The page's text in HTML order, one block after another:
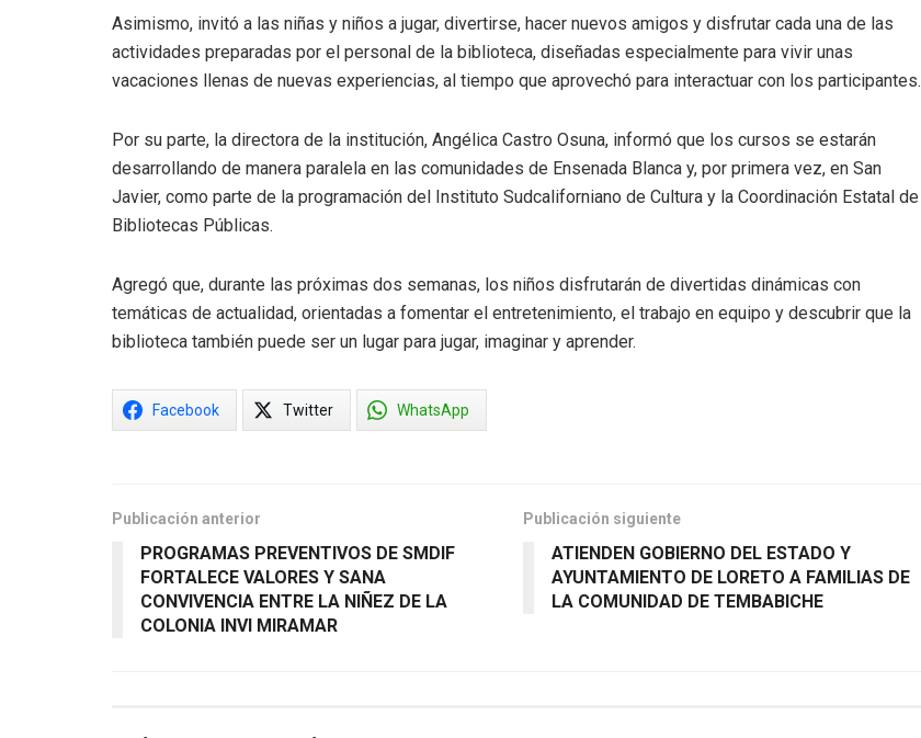
Asimismo, invitó a las niñas y niños a jugar, divertirse, hacer nuevos amigos y disfrutar cada una de las
actividades preparadas por el personal de la biblioteca, diseñadas especialmente para vivir unas
vacaciones llenas de nuevas experiencias, al tiempo que aprovechó para interactuar con los participantes.
Por su parte, la directora de la institución, Angélica Castro Osuna, informó que los cursos se estarán
desarrollando de manera paralela en las comunidades de Ensenada Blanca y, por primera vez, en San
Javier, como parte de la programación del Instituto Sudcaliforniano de Cultura y la Coordinación Estatal de
Bibliotecas Públicas.
Agregó que, durante las próximas dos semanas, los niños disfrutarán de divertidas dinámicas con
temáticas de actualidad, orientadas a fomentar el entretenimiento, el trabajo en equipo y descubrir que la
biblioteca también puede ser un lugar para jugar, imaginar y aprender.
Facebook Twitter WhatsApp
Publicación anterior
PROGRAMAS PREVENTIVOS DE SMDIF
FORTALECE VALORES Y SANA
CONVIVENCIA ENTRE LA NIÑEZ DE LA
COLONIA INVI MIRAMAR
Publicación siguiente
ATIENDEN GOBIERNO DEL ESTADO Y
AYUNTAMIENTO DE LORETO A FAMILIAS DE
LA COMUNIDAD DE TEMBABICHE